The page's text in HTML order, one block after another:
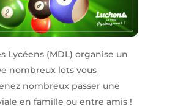
Lycéens (MDL) organise un
nombreux lots vous
nombreux passer une
en famille ou entre amis !